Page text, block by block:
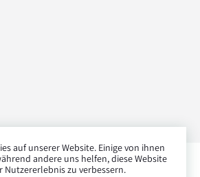
auf unserer Website. Einige von ihnen
andere uns helfen, diese Website
Nutzererlebnis zu verbessern.